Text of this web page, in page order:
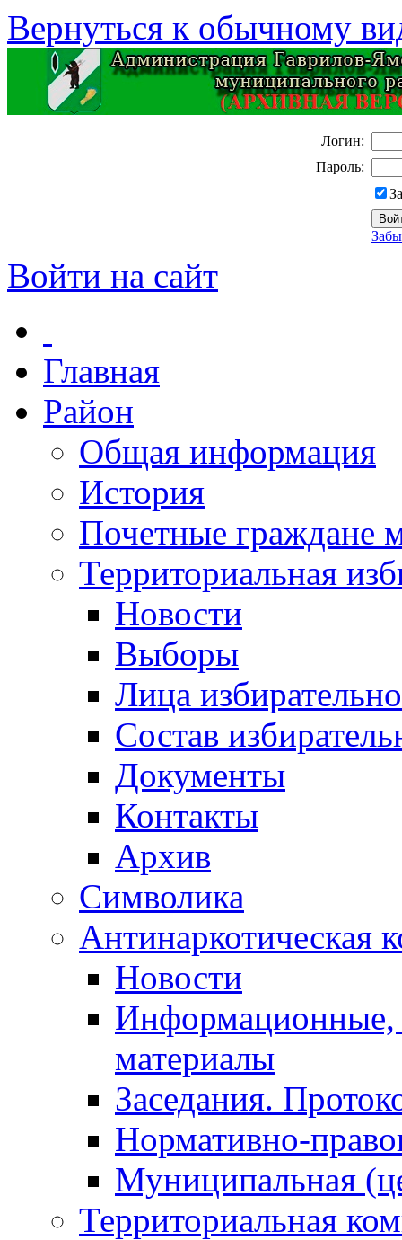
Вернуться к обычному
Логин:
Пароль:
Войти на сайт
Главная
Район
Общая информация
История
Почетные граждане
Территориальная
Новости
Выборы
Лица
Состав
Документы
Контакты
Архив
Символика
Антинаркотическая
Новости
Информационные,
материалы
Заседания.
Нормативно-
Муниципальная
Территориальная